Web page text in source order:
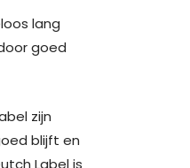
lang
goed
zijn
blijft en
Label is